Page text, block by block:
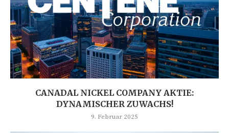
CANADAL NICKEL COMPANY AKTIE:
DYNAMISCHER ZUWACHS!
9. Februar 2025